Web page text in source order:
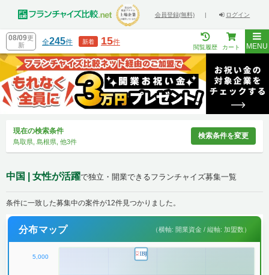
会員登録(無料) | ログイン
08/09更
新
全245件 新着 15件
閲覧履歴 カート MENU
現在の検索条件
鳥取県, 島根県, 他3件
検索条件を変更
中国 | 女性が活躍で独立・開業できるフランチャイズ募集一覧
条件に一致した募集中の案件が12件見つかりました。
分布マップ （横軸: 開業資金 / 縦軸: 加盟数）
5,000